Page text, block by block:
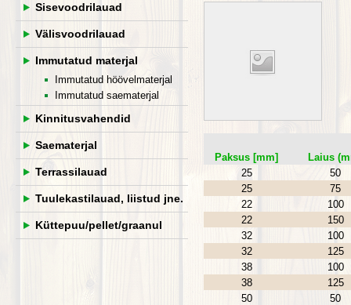
Sisevoodrilauad
Välisvoodrilauad
Immutatud materjal
Immutatud höövelmaterjal
Immutatud saematerjal
Kinnitusvahendid
Saematerjal
Terrassilauad
Tuulekastilauad, liistud jne.
Küttepuu/pellet/graanul
Paksus [mm]
Laius
25
50
25
75
22
100
22
150
32
100
32
125
38
100
38
125
50
50